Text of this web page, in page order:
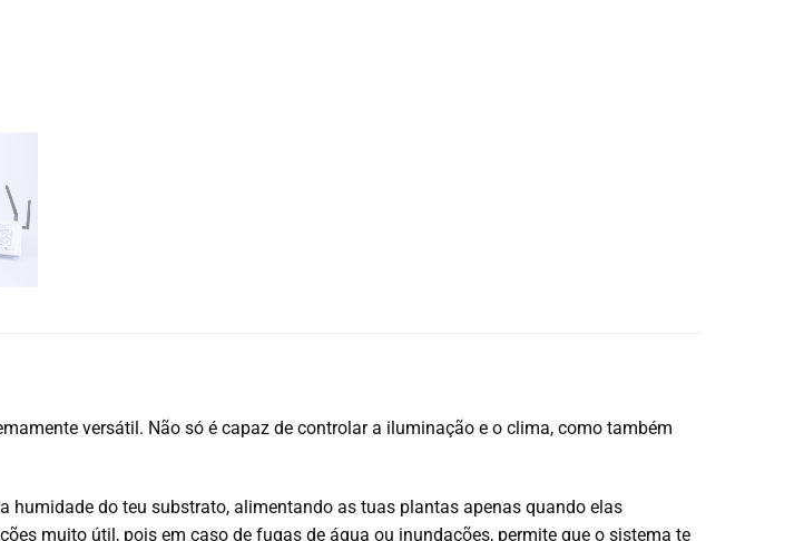
versátil. Não só é capaz de controlar a iluminação e o clima, como também
humidade do teu substrato, alimentando as tuas plantas apenas quando elas
muito útil, pois em caso de fugas de água ou inundações, permite que o sistema te